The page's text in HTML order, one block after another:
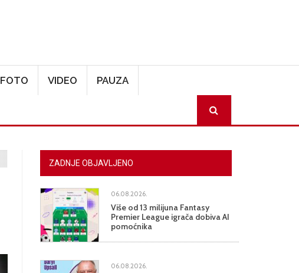
FOTO VIDEO PAUZA
ZADNJE OBJAVLJENO
06.08.2026.
Više od 13 milijuna Fantasy
Premier League igrača dobiva AI
pomoćnika
06.08.2026.